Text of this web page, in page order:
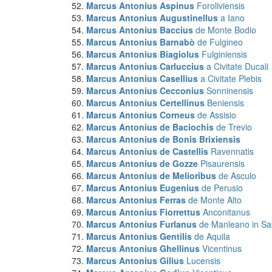
Marcus Antonius Aspinus Foroliviensis
Marcus Antonius Augustinellus a Iano
Marcus Antonius Baccius de Monte Bodio
Marcus Antonius Barnabò de Fulgineo
Marcus Antonius Biagiolus Fulginiensis
Marcus Antonius Carluccius a Civitate Ducali
Marcus Antonius Casellius a Civitate Plebis
Marcus Antonius Cecconius Sonninensis
Marcus Antonius Certellinus Beniensis
Marcus Antonius Corneus de Assisio
Marcus Antonius de Baciochis de Trevio
Marcus Antonius de Bonis Brixiensis
Marcus Antonius de Castellis Ravennatis
Marcus Antonius de Gozze Pisaurensis
Marcus Antonius de Melioribus de Asculo
Marcus Antonius Eugenius de Perusio
Marcus Antonius Ferras de Monte Alto
Marcus Antonius Fiorrettus Anconitanus
Marcus Antonius Furlanus de Manleano in
Marcus Antonius Gentilis de Aquila
Marcus Antonius Ghellinus Vicentinus
Marcus Antonius Gilius Lucensis